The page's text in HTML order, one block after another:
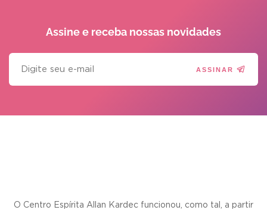
Assine e receba nossas novidades
ASSINAR
O Centro Espírita Allan Kardec funcionou, como tal, a partir